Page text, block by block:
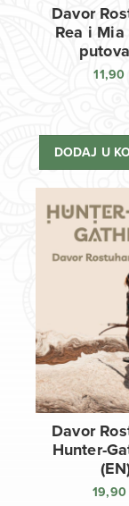
Davor
Rea i
11,90
DODAJ U
Davor
Hunter-